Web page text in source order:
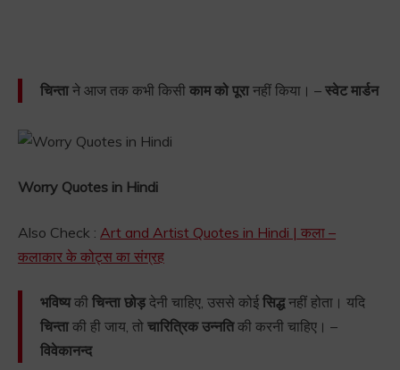
चिन्ताने आज तक कभी किसी काम को पूरानहीं किया। – स्वेट मार्डन
Worry Quotes in Hindi
Also Check : Art and Artist Quotes in Hindi | कला –
कलाकार के कोट्स का संग्रह
भविष्यकी चिन्ता छोड़देनी चाहिए, उससे कोईसिद्धनहीं होता। यदि
चिन्ताकी ही जाय, तो चारित्रिक उन्नतिकी करनी चाहिए। –
विवेकानन्द